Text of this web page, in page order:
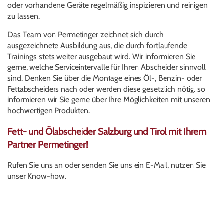
oder vorhandene Geräte regelmäßig inspizieren und reinigen
zu lassen.
Das Team von Permetinger zeichnet sich durch
ausgezeichnete Ausbildung aus, die durch fortlaufende
Trainings stets weiter ausgebaut wird. Wir informieren Sie
gerne, welche Serviceintervalle für Ihren Abscheider sinnvoll
sind. Denken Sie über die Montage eines Öl-, Benzin- oder
Fettabscheiders nach oder werden diese gesetzlich nötig, so
informieren wir Sie gerne über Ihre Möglichkeiten mit unseren
hochwertigen Produkten.
Fett- und Ölabscheider Salzburg und Tirol mit Ihrem
Partner Permetinger!
Rufen Sie uns an oder senden Sie uns ein E-Mail, nutzen Sie
unser Know-how.